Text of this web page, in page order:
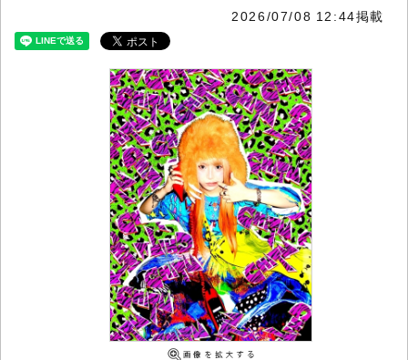
2026/07/08 12:44掲載